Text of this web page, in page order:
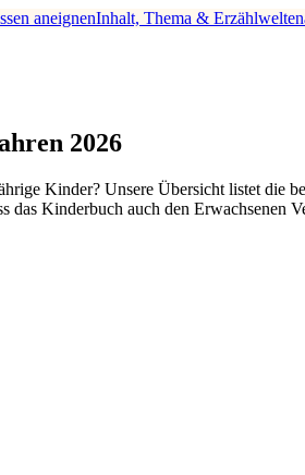
aneignenInhalt, Thema & Erzählwelten
2026
Kinder? Unsere Übersicht listet die
das Kinderbuch auch den Erwachsenen